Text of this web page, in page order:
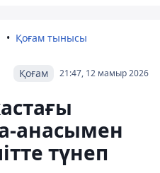
Қоғам тынысы
21:47, 12 мамыр 2026
Қоғам
анасымен
түнеп